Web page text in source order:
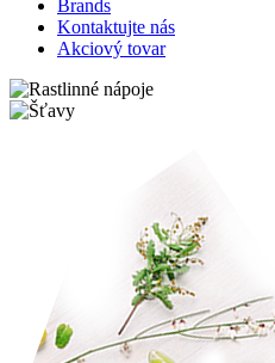
Brands
Kontaktujte nás
Akciový tovar